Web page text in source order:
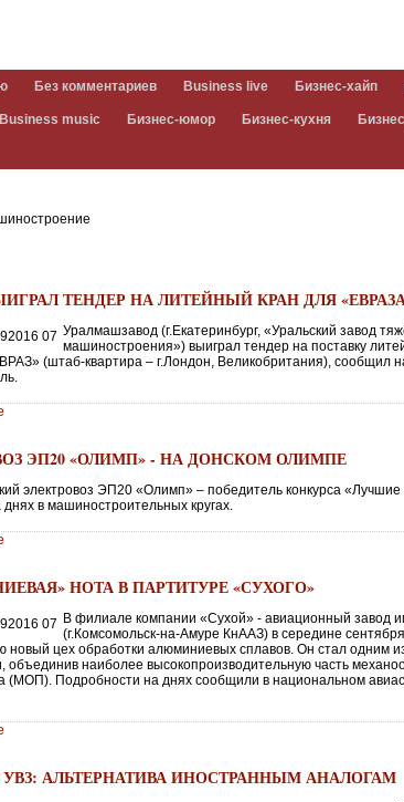
Без комментариев Business live Бизнес-хайп
Business music Бизнес-юмор Бизнес-кухня
ТЕНДЕР НА ЛИТЕЙНЫЙ КРАН ДЛЯ
Уралмашзавод (г.Екатеринбург, «Уральский завод
машиностроения») выиграл тендер на поставку
(штаб-квартира – г.Лондон, Великобритания), сообщил
ЭП20 «ОЛИМП» - НА ДОНСКОМ ОЛИМПЕ
электровоз ЭП20 «Олимп» – победитель конкурса
в машиностроительных кругах.
НОТА В ПАРТИТУРЕ «СУХОГО»
В филиале компании «Сухой» - авиационный завод
(г.Комсомольск-на-Амуре КнААЗ) в середине
новый цех обработки алюминиевых сплавов. Он стал одним
объединив наиболее высокопроизводительную часть
(МОП). Подробности на днях сообщили в национальном
АЛЬТЕРНАТИВА ИНОСТРАННЫМ АНАЛОГАМ